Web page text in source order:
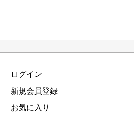
ログイン
新規会員登録
お気に入り